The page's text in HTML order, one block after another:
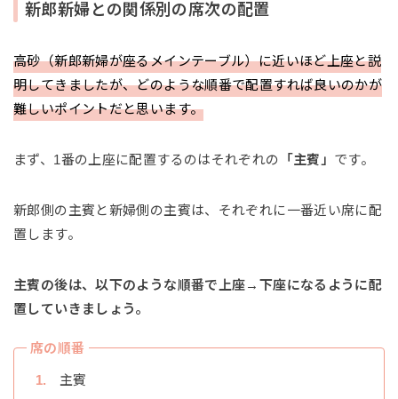
新郎新婦との関係別の席次の配置
高砂（新郎新婦が座るメインテーブル）に近いほど上座と説
明してきましたが、どのような順番で配置すれば良いのかが
難しいポイントだと思います。
まず、1番の上座に配置するのはそれぞれの 「主賓」 です。
新郎側の主賓と新婦側の主賓は、それぞれに一番近い席に配
置します。
主賓の後は、以下のような順番で上座→下座になるように配
置していきましょう。
席の順番
主賓